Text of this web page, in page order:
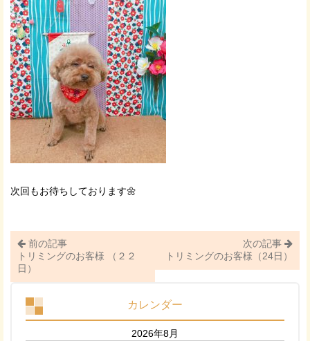
次回もお待ちしております🌼
前の記事
トリミングのお客様 （２２
日）
次の記事
トリミングのお客様（24日）
カレンダー
2026年8月